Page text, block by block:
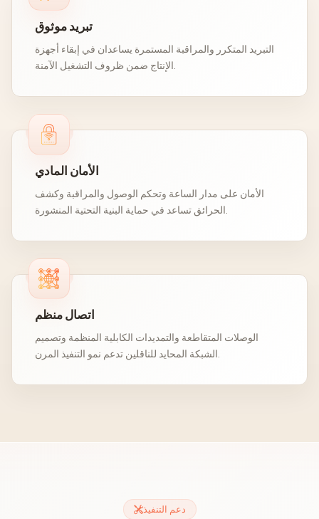
تبريد موثوق
التبريد المتكرر والمراقبة المستمرة يساعدان في إبقاء أجهزة
الإنتاج ضمن ظروف التشغيل الآمنة.
الأمان المادي
الأمان على مدار الساعة وتحكم الوصول والمراقبة وكشف
اتصال منظم
الوصلات المتقاطعة والتمديدات الكابلية المنظمة وتصميم
الشبكة المحايد للناقلين تدعم نمو التنفيذ المرن.
دعم التنفيذ